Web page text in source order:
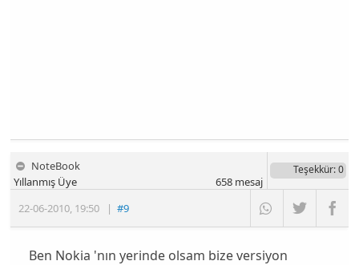
NoteBook
22-06-2010, 19:50 |#9
Yıllanmış Üye
Teşekkür: 0
658mesaj
Ben Nokia 'nın yerinde olsam bize versiyon